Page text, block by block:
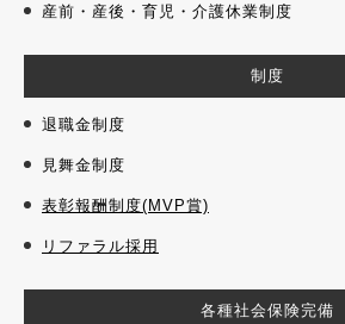
産前・産後・育児・介護休業制度
制度
退職金制度
見舞金制度
表彰報酬制度(MVP賞)
リファラル採用
各種社会保険完備